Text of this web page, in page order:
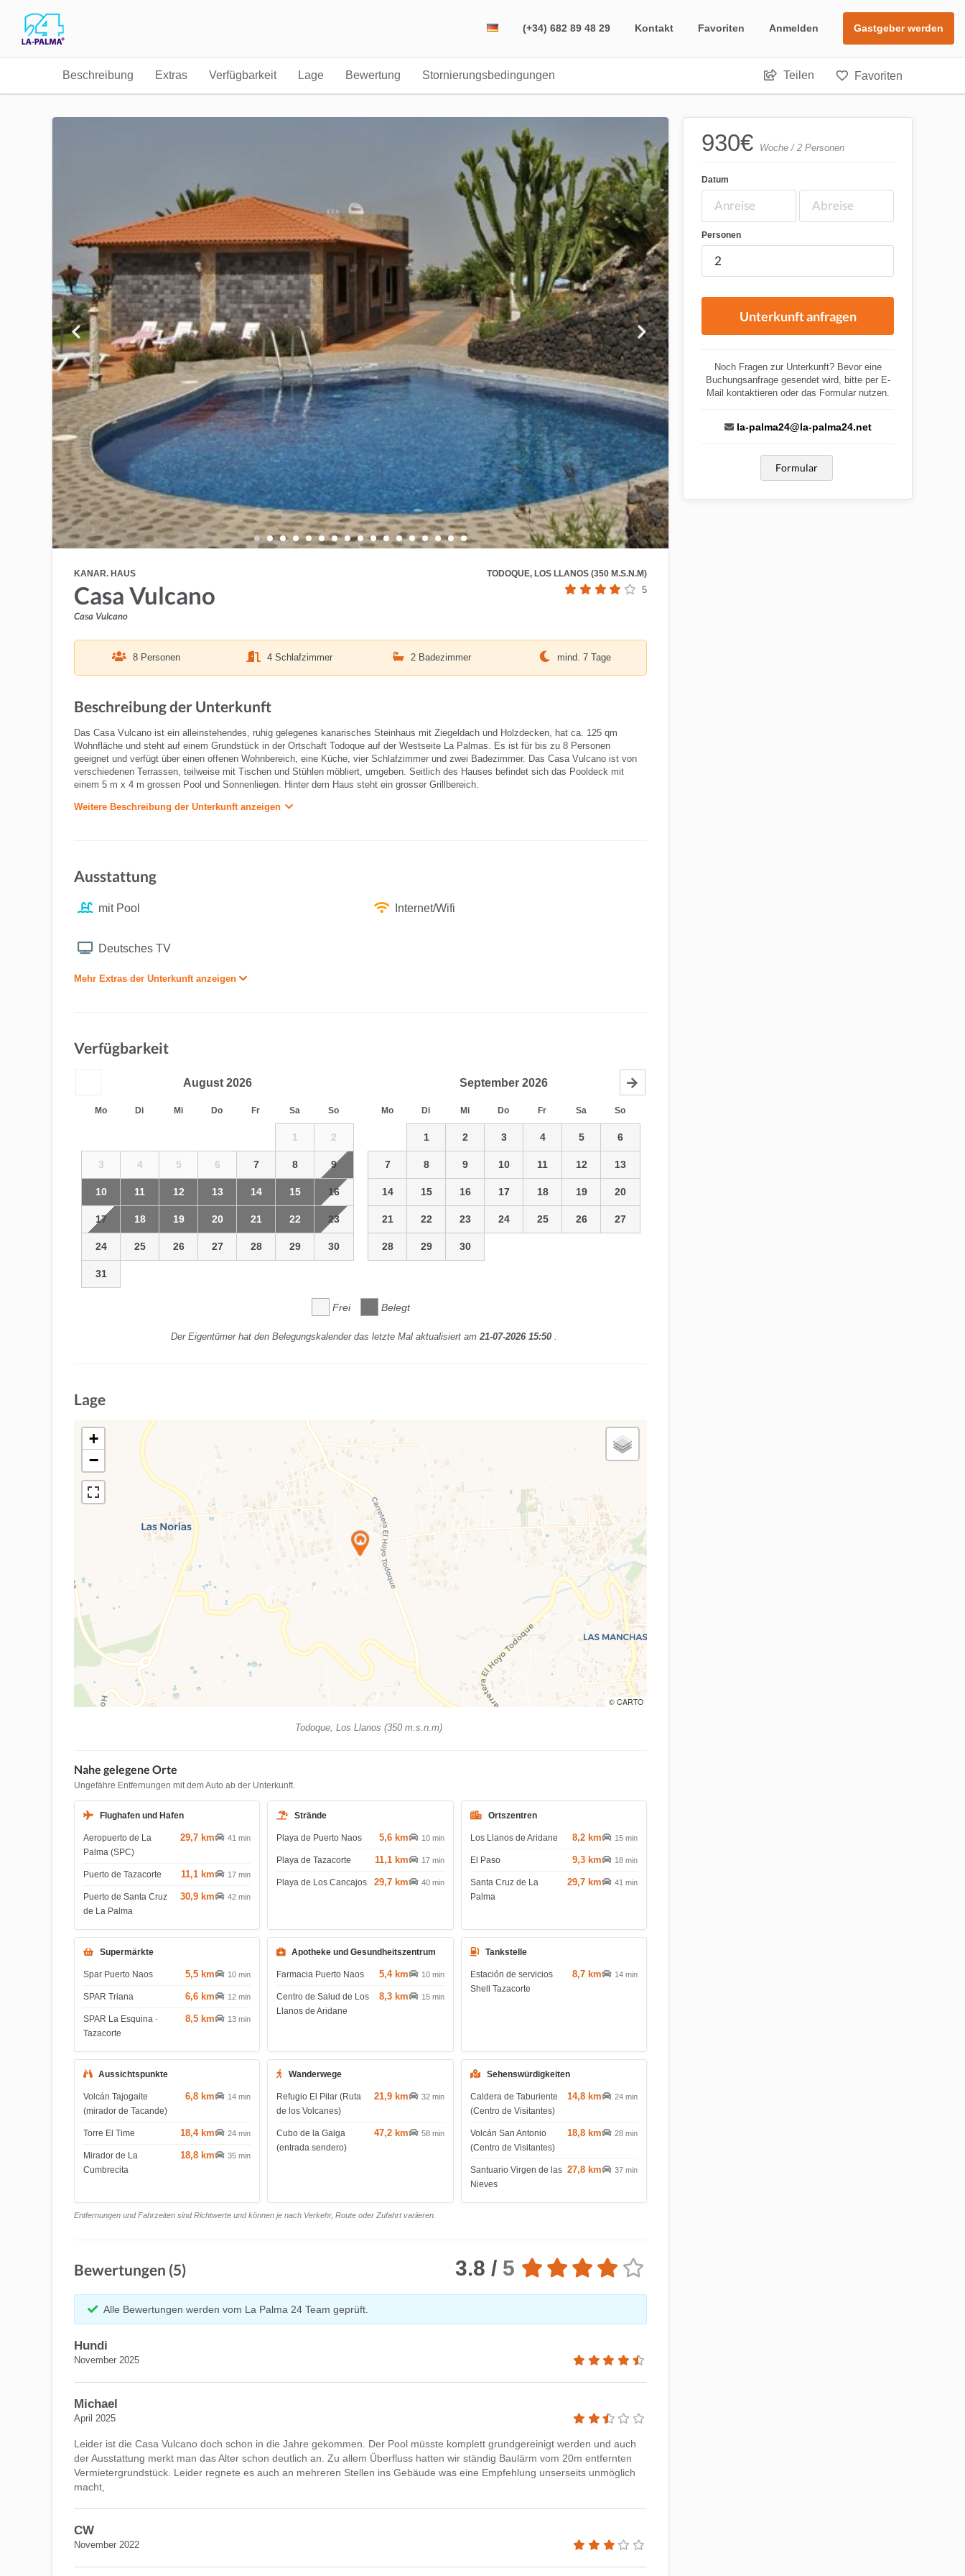
(+34) 682 89 48 29 Kontakt Favoriten Anmelden Gastgeber werden
Beschreibung Extras Verfügbarkeit Lage Bewertung Stornierungsbedingungen Teilen Favoriten
KANAR. HAUS TODOQUE, LOS LLANOS (350 M.S.N.M)
5
Casa Vulcano
Casa Vulcano
8 Personen 4 Schlafzimmer 2 Badezimmer mind. 7 Tage
Beschreibung der Unterkunft
Das Casa Vulcano ist ein alleinstehendes, ruhig gelegenes kanarisches Steinhaus mit Ziegeldach und Holzdecken, hat ca. 125 qm
Wohnfläche und steht auf einem Grundstück in der Ortschaft Todoque auf der Westseite La Palmas. Es ist für bis zu 8 Personen
geeignet und verfügt über einen offenen Wohnbereich, eine Küche, vier Schlafzimmer und zwei Badezimmer. Das Casa Vulcano ist von
verschiedenen Terrassen, teilweise mit Tischen und Stühlen möbliert, umgeben. Seitlich des Hauses befindet sich das Pooldeck mit
einem 5 m x 4 m grossen Pool und Sonnenliegen. Hinter dem Haus steht ein grosser Grillbereich.
Weitere Beschreibung der Unterkunft anzeigen
Ausstattung
mit Pool Internet/Wifi
Deutsches TV
Mehr Extras der Unterkunft anzeigen
Verfügbarkeit
August 2026
Mo Di Mi Do Fr Sa So
1 2
3 4 5 6 7 8 9
10 11 12 13 14 15 16
17 18 19 20 21 22 23
24 25 26 27 28 29 30
31
September 2026
Mo Di Mi Do Fr Sa So
1 2 3 4 5 6
7 8 9 10 11 12 13
14 15 16 17 18 19 20
21 22 23 24 25 26 27
28 29 30
Frei Belegt
Der Eigentümer hat den Belegungskalender das letzte Mal aktualisiert am 21-07-2026 15:50 .
Lage
+
−
© CARTO
Todoque, Los Llanos (350 m.s.n.m)
Nahe gelegene Orte
Ungefähre Entfernungen mit dem Auto ab der Unterkunft.
Flughafen und Hafen
Aeropuerto de La
Palma (SPC)
29,7 km 41 min
Puerto de Tazacorte 11,1 km 17 min
Puerto de Santa Cruz
de La Palma
30,9 km 42 min
Strände
Playa de Puerto Naos 5,6 km 10 min
Playa de Tazacorte 11,1 km 17 min
Playa de Los Cancajos 29,7 km 40 min
Ortszentren
Los Llanos de Aridane 8,2 km 15 min
El Paso 9,3 km 18 min
Santa Cruz de La
Palma
29,7 km 41 min
Supermärkte
Spar Puerto Naos 5,5 km 10 min
SPAR Triana 6,6 km 12 min
SPAR La Esquina ·
Tazacorte
8,5 km 13 min
Apotheke und Gesundheitszentrum
Farmacia Puerto Naos 5,4 km 10 min
Centro de Salud de Los
Llanos de Aridane
8,3 km 15 min
Tankstelle
Estación de servicios
Shell Tazacorte
8,7 km 14 min
Aussichtspunkte
Volcán Tajogaite
(mirador de Tacande)
6,8 km 14 min
Torre El Time 18,4 km 24 min
Mirador de La
Cumbrecita
18,8 km 35 min
Wanderwege
Refugio El Pilar (Ruta
de los Volcanes)
21,9 km 32 min
Cubo de la Galga
(entrada sendero)
47,2 km 58 min
Sehenswürdigkeiten
Caldera de Taburiente
(Centro de Visitantes)
14,8 km 24 min
Volcán San Antonio
(Centro de Visitantes)
18,8 km 28 min
Santuario Virgen de las
Nieves
27,8 km 37 min
Entfernungen und Fahrzeiten sind Richtwerte und können je nach Verkehr, Route oder Zufahrt variieren.
Bewertungen (5) 3.8 / 5
Alle Bewertungen werden vom La Palma 24 Team geprüft.
Hundi
November 2025
Michael
April 2025
Leider ist die Casa Vulcano doch schon in die Jahre gekommen. Der Pool müsste komplett grundgereinigt werden und auch
der Ausstattung merkt man das Alter schon deutlich an. Zu allem Überfluss hatten wir ständig Baulärm vom 20m entfernten
Vermietergrundstück. Leider regnete es auch an mehreren Stellen ins Gebäude was eine Empfehlung unserseits unmöglich
macht,
CW
November 2022
930€ Woche / 2 Personen
Datum
Personen
Unterkunft anfragen
Noch Fragen zur Unterkunft? Bevor eine
Buchungsanfrage gesendet wird, bitte per E-
Mail kontaktieren oder das Formular nutzen.
la-palma24@la-palma24.net
Formular